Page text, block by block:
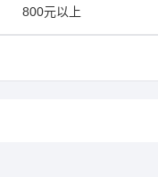
800元以上